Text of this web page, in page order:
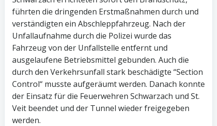
führten die dringenden Erstmaßnahmen durch und
verständigten ein Abschleppfahrzeug. Nach der
Unfallaufnahme durch die Polizei wurde das
Fahrzeug von der Unfallstelle entfernt und
ausgelaufene Betriebsmittel gebunden. Auch die
durch den Verkehrsunfall stark beschädigte “Section
Control“ musste aufgeräumt werden. Danach konnte
der Einsatz für die Feuerwehren Schwarzach und St.
Veit beendet und der Tunnel wieder freigegeben
werden.